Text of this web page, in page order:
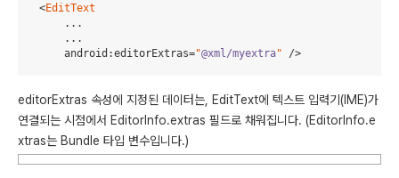
    <
EditText
        ...
        ...
android :editorExtras="@xml/myextra" />
editorExtras 속성에 지정된 데이터는, EditText에 텍스트 입력기(IME)가
연결되는 시점에서 EditorInfo.extras 필드로 채워집니다. (EditorInfo.e
xtras는 Bundle 타입 변수입니다.)